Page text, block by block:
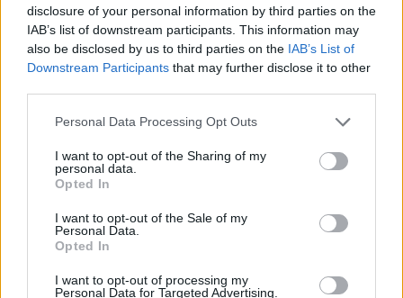
disclosure of your personal information by third parties on the
IAB’s list of downstream participants. This information may
also be disclosed by us to third parties on the IAB’s List of
Downstream Participants that may further disclose it to other
Personal Data Processing Opt Outs
I want to opt-out of the Sharing of my
personal data.
Opted In
I want to opt-out of the Sale of my
Personal Data.
Opted In
I want to opt-out of processing my
Personal Data for Targeted Advertising.
Esim for Global
Esim for USA | Esim for Italy Esim for Spain|Esim